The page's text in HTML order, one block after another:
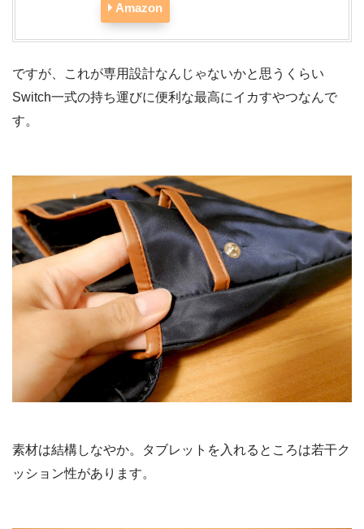
Amazon
ですが、これが専用設計なんじゃないかと思うくらい
Switch一式の持ち運びに便利な最高にイカすやつなんで
す。
素材は結構しなやか。タブレットを入れるところは若干ク
ッション性があります。